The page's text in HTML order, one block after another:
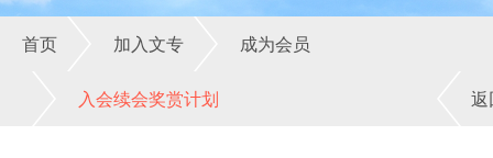
首页 加入文专 成为会员
入会续会奖赏计划 返